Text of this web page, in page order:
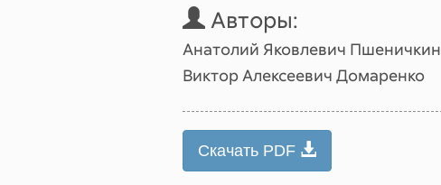
Авторы:
Анатолий Яковлевич Пшеничкин
Виктор Алексеевич Домаренко
Скачать PDF